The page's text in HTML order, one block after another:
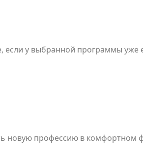
если у выбранной программы
новую профессию в комфортном
по полной цене. Акция может